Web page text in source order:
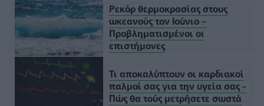
Ρεκόρ θερμοκρασίας στους
ωκεανούς τον Ιούνιο –
Προβληματισμένοι οι
επιστήμονες
Τι αποκαλύπτουν οι καρδιακοί
παλμοί σας για την υγεία σας -
Πώς θα τούς μετρήσετε σωστά